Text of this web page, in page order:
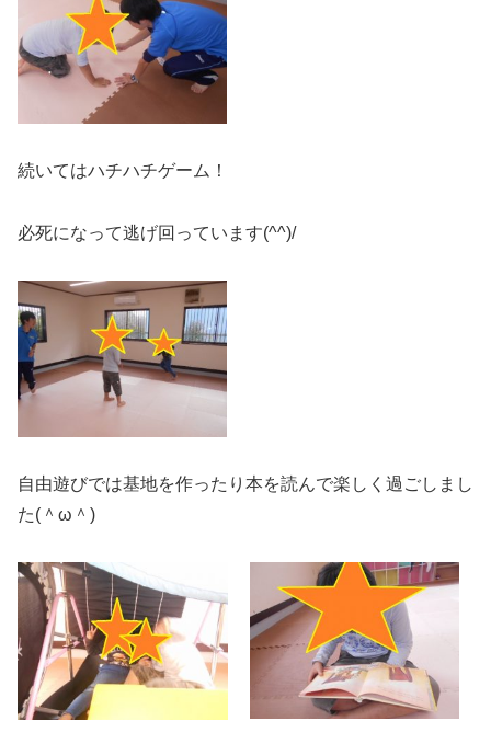
続いてはハチハチゲーム！
必死になって逃げ回っています(^^)/
自由遊びでは基地を作ったり本を読んで楽しく過ごしまし
た(＾ω＾)